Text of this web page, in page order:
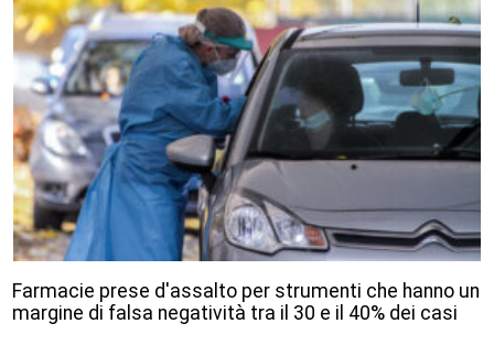
Farmacie prese d'assalto per strumenti che hanno un
margine di falsa negatività tra il 30 e il 40% dei casi